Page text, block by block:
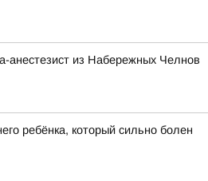
анестезист из Набережных Челнов
ребёнка, который сильно болен